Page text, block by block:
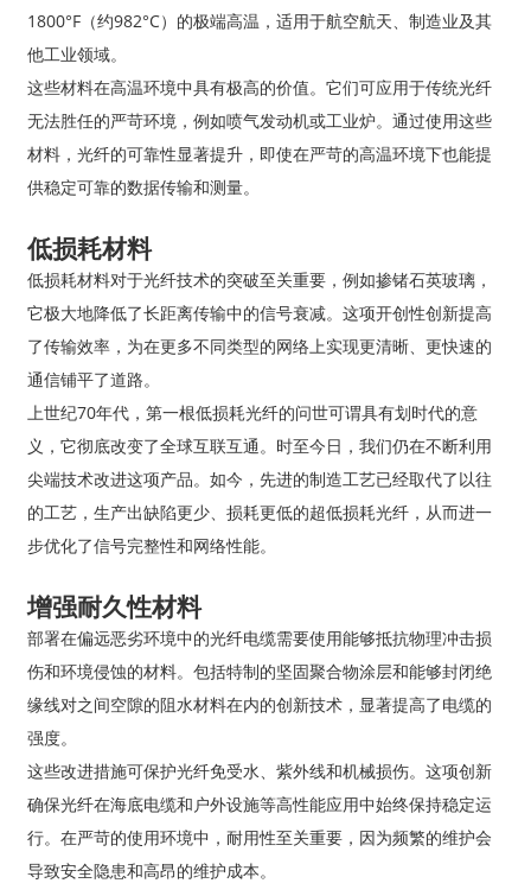
1800°F（约982°C）的极端高温，适用于航空航天、制造业及其
他工业领域。
这些材料在高温环境中具有极高的价值。它们可应用于传统光纤
无法胜任的严苛环境，例如喷气发动机或工业炉。通过使用这些
材料，光纤的可靠性显著提升，即使在严苛的高温环境下也能提
供稳定可靠的数据传输和测量。
低损耗材料
低损耗材料对于光纤技术的突破至关重要，例如掺锗石英玻璃，
它极大地降低了长距离传输中的信号衰减。这项开创性创新提高
了传输效率，为在更多不同类型的网络上实现更清晰、更快速的
通信铺平了道路。
上世纪70年代，第一根低损耗光纤的问世可谓具有划时代的意
义，它彻底改变了全球互联互通。时至今日，我们仍在不断利用
尖端技术改进这项产品。如今，先进的制造工艺已经取代了以往
的工艺，生产出缺陷更少、损耗更低的超低损耗光纤，从而进一
步优化了信号完整性和网络性能。
增强耐久性材料
部署在偏远恶劣环境中的光纤电缆需要使用能够抵抗物理冲击损
伤和环境侵蚀的材料。包括特制的坚固聚合物涂层和能够封闭绝
缘线对之间空隙的阻水材料在内的创新技术，显著提高了电缆的
强度。
这些改进措施可保护光纤免受水、紫外线和机械损伤。这项创新
确保光纤在海底电缆和户外设施等高性能应用中始终保持稳定运
行。在严苛的使用环境中，耐用性至关重要，因为频繁的维护会
导致安全隐患和高昂的维护成本。